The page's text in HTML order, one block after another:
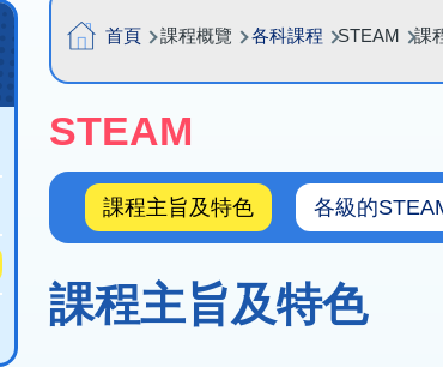
導
航
連
結
首頁 課程概覽 各科課程 STEAM 課
STEAM
課程主旨及特色 各級的
課程主旨及特色